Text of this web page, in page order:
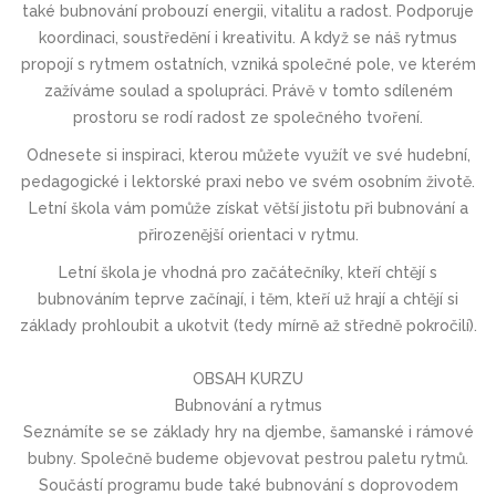
také bubnování probouzí energii, vitalitu a radost. Podporuje
koordinaci, soustředění i kreativitu. A když se náš rytmus
propojí s rytmem ostatních, vzniká společné pole, ve kterém
zažíváme soulad a spolupráci. Právě v tomto sdíleném
prostoru se rodí radost ze společného tvoření.
Odnesete si inspiraci, kterou můžete využít ve své hudební,
pedagogické i lektorské praxi nebo ve svém osobním životě.
Letní škola vám pomůže získat větší jistotu při bubnování a
přirozenější orientaci v rytmu.
Letní škola je vhodná pro začátečníky, kteří chtějí s
bubnováním teprve začínají, i těm, kteří už hrají a chtějí si
základy prohloubit a ukotvit (tedy mírně až středně pokročilí).
OBSAH KURZU
Bubnování a rytmus
Seznámíte se se základy hry na djembe, šamanské i rámové
bubny. Společně budeme objevovat pestrou paletu rytmů.
Součástí programu bude také bubnování s doprovodem